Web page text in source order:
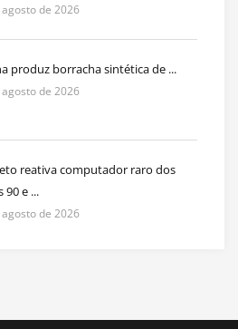
de 2026
produz borracha sintética de ...
de 2026
reativa computador raro dos
90 e ...
de 2026